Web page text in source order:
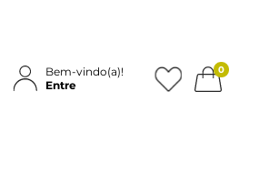
Bem-vindo(a)!
Entre
0